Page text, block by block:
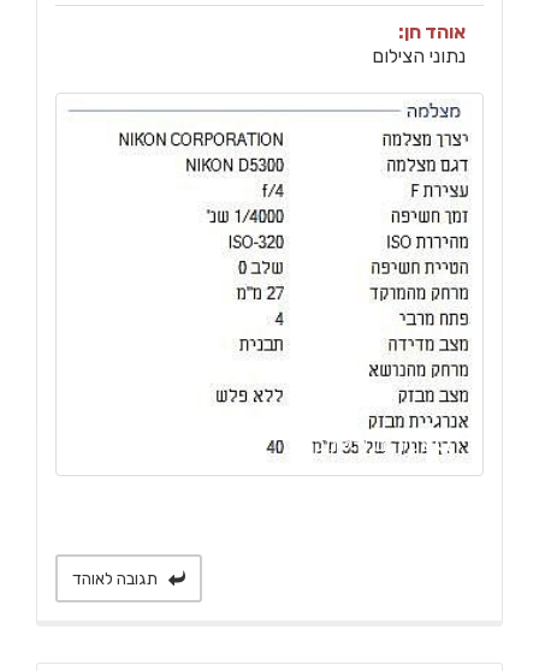
תגובה לאוהד
אוהד חן:
נתוני הצילום
צפיה בגודל מקור